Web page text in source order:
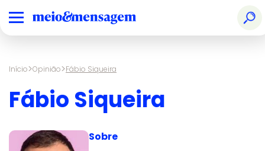
Início>Opinião>Fábio Siqueira
Fábio Siqueira
Sobre